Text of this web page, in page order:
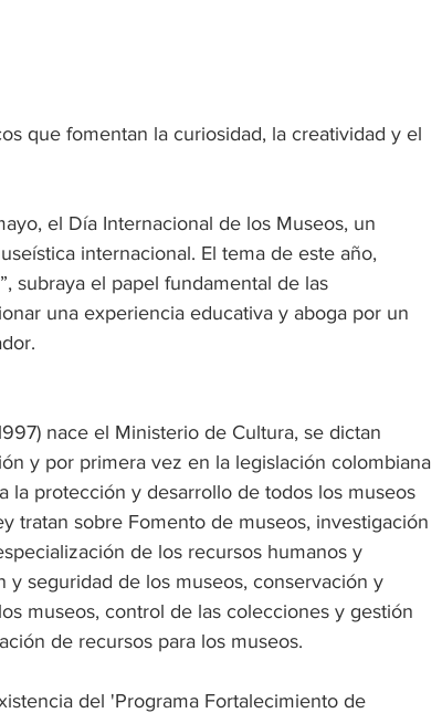
que fomentan la curiosidad, la creatividad y el
el Día Internacional de los Museos, un
internacional. El tema de este año,
subraya el papel fundamental de las
una experiencia educativa y aboga por un
nace el Ministerio de Cultura, se dictan
y por primera vez en la legislación colombiana
la protección y desarrollo de todos los museos
tratan sobre Fomento de museos, investigación
de los recursos humanos y
seguridad de los museos, conservación y
museos, control de las colecciones y gestión
de recursos para los museos.
del 'Programa Fortalecimiento de